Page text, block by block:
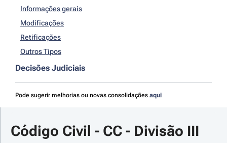
Informações gerais
Modificações
Retificações
Outros Tipos
Decisões Judiciais
Pode sugerir melhorias ou novas consolidações aqui
Código Civil - CC - Divisão III